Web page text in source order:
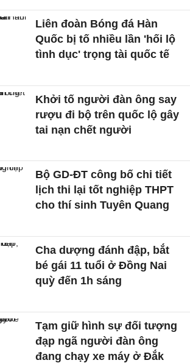
Liên đoàn Bóng đá Hàn
Quốc bị tố nhiều lần 'hối lộ
tình dục' trọng tài quốc tế
Khởi tố người đàn ông say
rượu đi bộ trên quốc lộ gây
tai nạn chết người
Bộ GD-ĐT công bố chi tiết
lịch thi lại tốt nghiệp THPT
cho thí sinh Tuyên Quang
Cha dượng đánh đập, bắt
bé gái 11 tuổi ở Đồng Nai
quỳ đến 1h sáng
Tạm giữ hình sự đối tượng
đạp ngã người đàn ông
đang chạy xe máy ở Đắk